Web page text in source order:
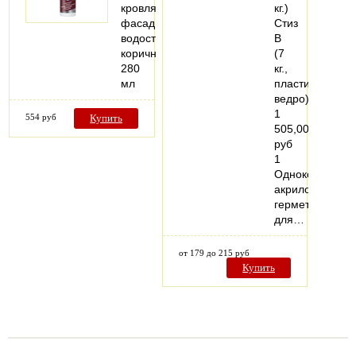
кровля,
фасад,
водосток,
коричневый,
280
мл
554 руб Купить
кг.)
Стиз
В
(7
кг.,
пластиковое
ведро)
1
505,00
руб
1
акриловый
герметик
для…
от 179 до 215 руб
Купить